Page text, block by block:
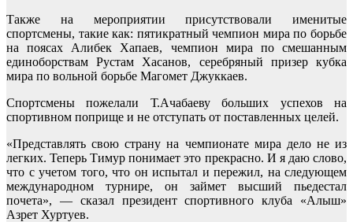
Также на мероприятии присутствовали именитые
спортсмены, такие как: пятикратный чемпион мира по борьбе
на поясах Алибек Хапаев, чемпион мира по смешанным
единоборствам Рустам Хасанов, серебряный призер кубка
мира по вольной борьбе Магомет Джуккаев.
Спортсмены пожелали Т.Ачабаеву больших успехов на
спортивном поприще и не отступать от поставленных целей.
«Представлять свою страну на чемпионате мира дело не из
легких. Теперь Тимур понимает это прекрасно. И я даю слово,
что с учетом того, что он испытал и пережил, на следующем
международном турнире, он займет высший пьедестал
почета», — сказал президент спортивного клуба «Алыш»
Азрет Хуртуев.